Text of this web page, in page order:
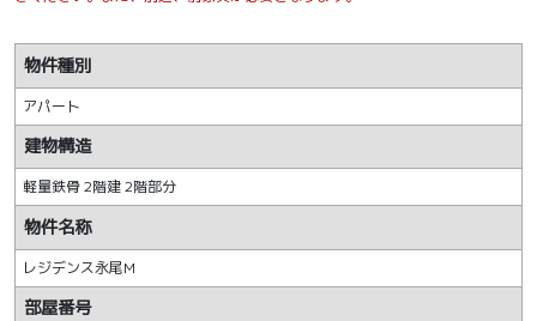
物件種別
アパート
建物構造
軽量鉄骨 2階建 2階部分
物件名称
レジデンス永尾M
部屋番号